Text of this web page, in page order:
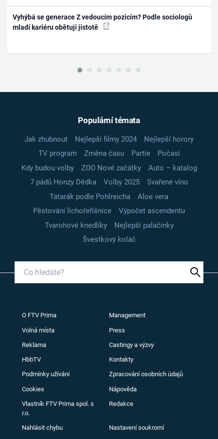
Vyhýbá se generace Z vedoucím pozicím? Podle sociologů
mladí kariéru obětují jistotě
Populární témata
Jak zhubnout Nejlepší filmy 2024
Nejlepší horory
TV program
Změna času Partie
Počasí
Kdy budou volby
ZOO Nové začátky
Auto – katalog
7 pádů Honzy Dědka
Volby 2025
Svařené víno
Tatarák podle Pohlreicha
Aloe vera
Pěstování lichořeřišnice
Výpočet ascendentu
Tvarohové knedlíky
Nejlepší palačinky
Švestkový koláč
O FTV Prima Management
Volná místa Press
Reklama Castingy a výzvy
HbbTV Kontakty
Podmínky užívání Zpracování osobních údajů
Cookies Nápověda
Vlastník FTV Prima spol. s
r.o.
Redakce
Nahlásit chybu Nastavení soukromí